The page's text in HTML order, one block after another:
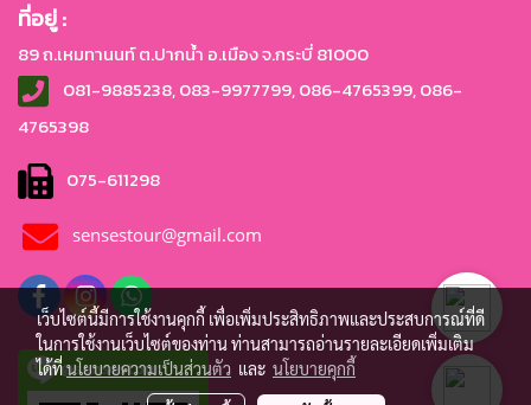
ที่อยู่ :
89 ถ.เหมทานนท์ ต.ปากน้ำ อ.เมือง จ.กระบี่ 81000
081-9885238, 083-9977799, 086-4765399, 086-
4765398
075-611298
sensestour@gmail.com
@sensestour
เว็บไซต์นี้มีการใช้งานคุกกี้ เพื่อเพิ่มประสิทธิภาพและประสบการณ์ที่ดี
ในการใช้งานเว็บไซต์ของท่าน ท่านสามารถอ่านรายละเอียดเพิ่มเติม
ได้ที่นโยบายความเป็นส่วนตัว และ นโยบายคุกกี้